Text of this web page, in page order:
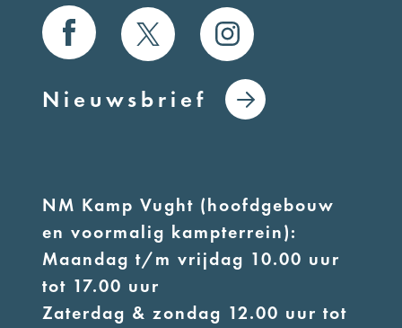
Nieuwsbrief
NM Kamp Vught (hoofdgebouw
en voormalig kampterrein):
Maandag t/m vrijdag 10.00 uur
tot 17.00 uur
Zaterdag & zondag 12.00 uur tot